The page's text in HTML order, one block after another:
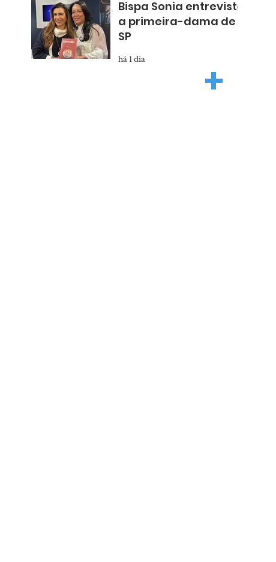
Bispa Sonia entrevista
a primeira-dama de
SP
há 1 dia +